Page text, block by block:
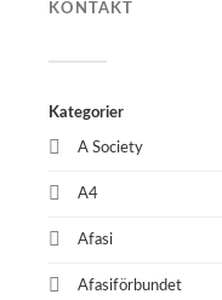
KONTAKT
Kategorier
A Society
A4
Afasi
Afasiförbundet